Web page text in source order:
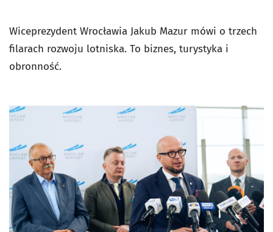
Wiceprezydent Wrocławia Jakub Mazur mówi o trzech
filarach rozwoju lotniska. To biznes, turystyka i
obronność.